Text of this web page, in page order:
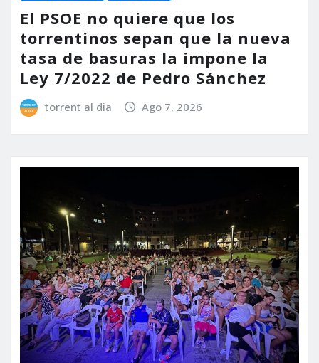
El PSOE no quiere que los
torrentinos sepan que la nueva
tasa de basuras la impone la
Ley 7/2022 de Pedro Sánchez
torrent al dia Ago 7, 2026